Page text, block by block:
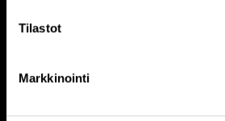
Tilastot
Markkinointi
Sivut
Hinnasto